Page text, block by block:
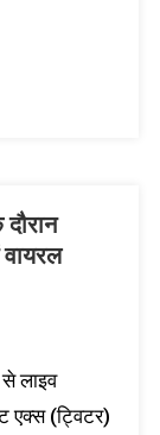
से लाइव
एक्स (ट्विटर)